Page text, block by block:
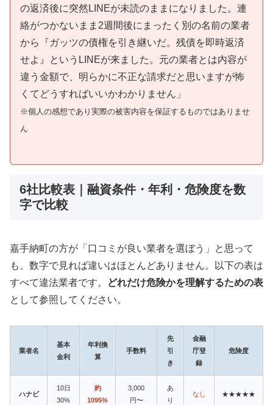
の返済後に突然LINEが未読のままになりました。連
絡がつかないまま2週間後にまったく別の名前の業者
から『ガッツの債権を引き継いだ。残債を即時返済
せよ』というLINEが来ました。元の業者とは内容が
違う金額で、明らかに不正な請求だと思いますが怖
くてどうすればいいかわかりません」
※個人の感想であり実際の被害内容を保証するものではありませ
ん
6社比較表｜融資条件・年利・危険度を数
字で比較
嘉手納町の方が「口コミが良い業者を選ぼう」と思って
も、数字で見れば違いはほとんどありません。以下の表は
すべて違法業者です。
どれだけ危険かを理解するための表
として参照してください。
業者名
基本
金利
年利換
算
手数料
先
引
き
金融
庁登
録
危険度
ハナビ
10日
30%
約
1095%
3,000
円〜
あ
り
なし ★★★★★